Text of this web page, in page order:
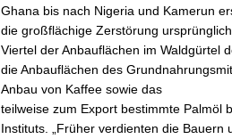
Ghana bis nach Nigeria und Kamerun
die großflächige Zerstörung
Viertel der Anbauflächen im Waldgürtel
die Anbauflächen des
Anbau von Kaffee sowie das
teilweise zum Export bestimmte Palmöl
Instituts. „Früher verdienten die